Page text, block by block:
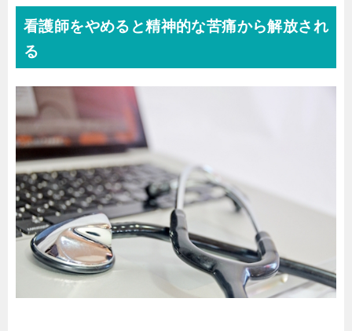
看護師をやめると精神的な苦痛から解放され
る